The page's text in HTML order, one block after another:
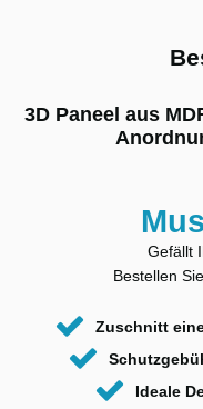
3D Paneel aus
Gefällt
Bestellen
Zuschnitt
Ideale